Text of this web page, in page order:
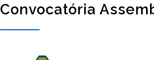
Convocatória